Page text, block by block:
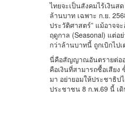
ไทยจะเป็นสังคมไร้เงินส
ล้านบาท เฉพาะ ก.ย.
ประวัติศาสตร์” แม้อาจจ
ฤดูกาล (Seasonal) แต่อ
กว่าล้านบาทนี้ ถูกเบิกไป
นี่คือสัญญาณอันตรายต่อ
คือเงินที่สามารถซื้อเสีย
มา อย่ายอมให้ประชาธิป
ประชาชน 8 ก.พ.69 นี้ เ